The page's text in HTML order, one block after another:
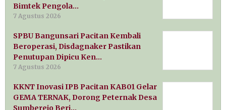
Bimtek Pengola…
7 Agustus 2026
SPBU Bangunsari Pacitan Kembali
Beroperasi, Disdagnaker Pastikan
Penutupan Dipicu Ken…
7 Agustus 2026
KKNT Inovasi IPB Pacitan KAB01 Gelar
GEMA TERNAK, Dorong Peternak Desa
Sumberejo Beri…